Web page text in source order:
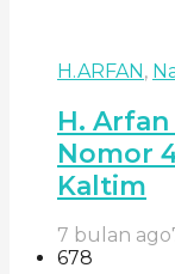
H.ARFAN ,
H.
Nomor
Kaltim
7 bulan ago
678